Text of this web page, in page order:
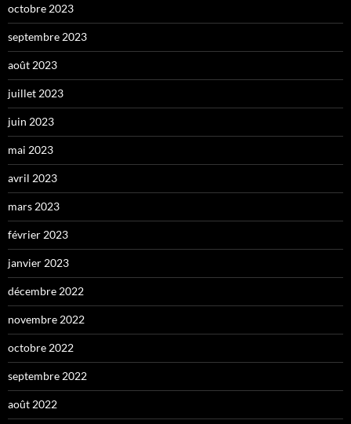
octobre 2023
septembre 2023
août 2023
juillet 2023
juin 2023
mai 2023
avril 2023
mars 2023
février 2023
janvier 2023
décembre 2022
novembre 2022
octobre 2022
septembre 2022
août 2022